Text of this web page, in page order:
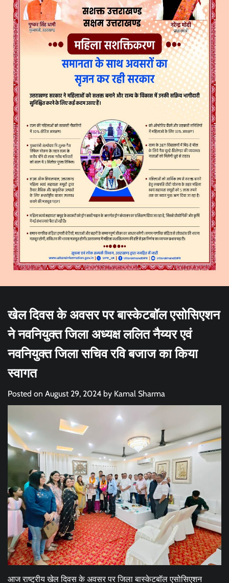
खेल दिवस के अवसर पर बास्केटबॉल एसोसिएशन
ने नवनियुक्त जिला अध्यक्ष ललित नैय्यर एवं
नवनियुक्त जिला सचिव रवि बजाज का किया
स्वागत
Posted on August 29, 2024 by Kamal Sharma
आज राष्ट्रीय खेल दिवस के अवसर पर जिला बास्केटबॉल एसोसिएशन